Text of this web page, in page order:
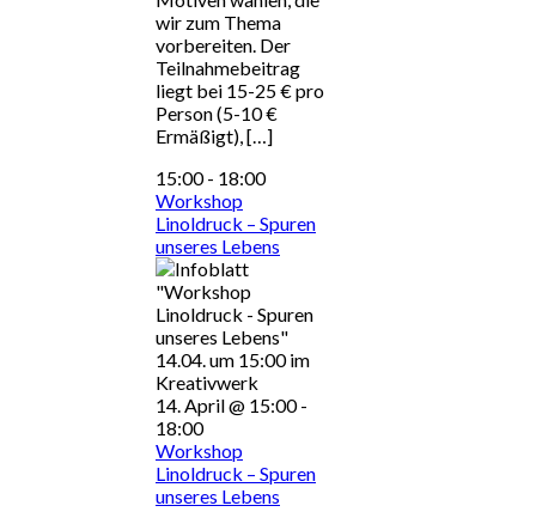
wir zum Thema
vorbereiten. Der
Teilnahmebeitrag
liegt bei 15-25 € pro
Person (5-10 €
Ermäßigt), […]
15:00- 18:00
Workshop
Linoldruck – Spuren
unseres Lebens
14. April @ 15:00-
18:00
Workshop
Linoldruck – Spuren
unseres Lebens